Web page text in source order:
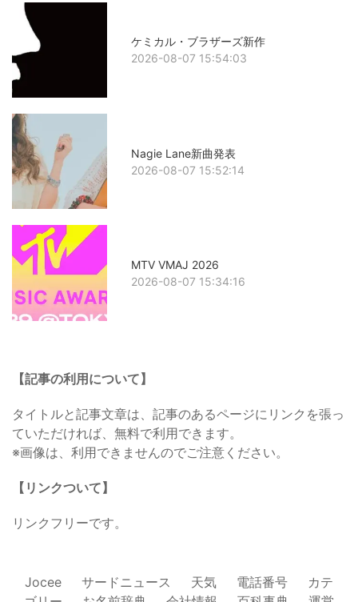
ケミカル・ブラザーズ新作
2026-08-07 15:54:03
Nagie Lane新曲発表
2026-08-07 15:52:14
MTV VMAJ 2026
2026-08-07 15:34:16
【記事の利用について】
タイトルと記事文章は、記事のあるページにリンクを張っ
ていただければ、無料で利用できます。
※画像は、利用できませんのでご注意ください。
【リンクついて】
リンクフリーです。
Jocee サードニュース 天気 電話番号
カテ